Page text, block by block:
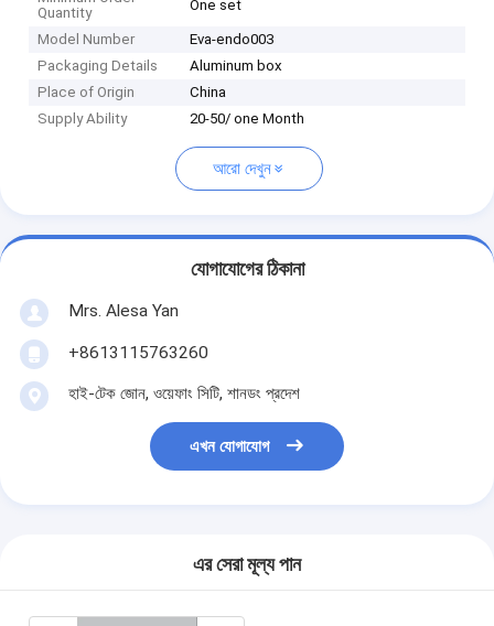
Quantity
One set
Model Number
Eva-endo003
Packaging Details
Aluminum box
Place of Origin
China
Supply Ability
20-50/ one Month
আরো দেখুন
যোগাযোগের ঠিকানা
Mrs. Alesa Yan
+8613115763260
হাই-টেক জোন, ওয়েফাং সিটি, শানডং প্রদেশ
এখন যোগাযোগ
এর সেরা মূল্য পান